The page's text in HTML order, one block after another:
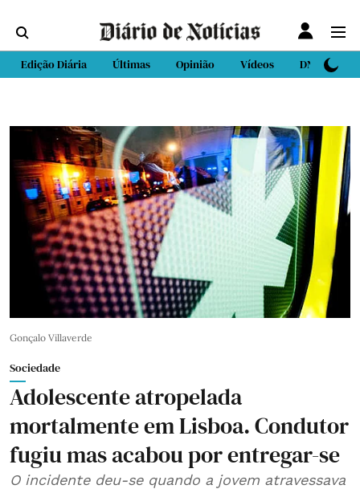
Edição Diária Últimas Opinião Vídeos DN Sport
Gonçalo Villaverde
Sociedade
Adolescente atropelada
mortalmente em Lisboa. Condutor
fugiu mas acabou por entregar-se
O incidente deu-se quando a jovem atravessava